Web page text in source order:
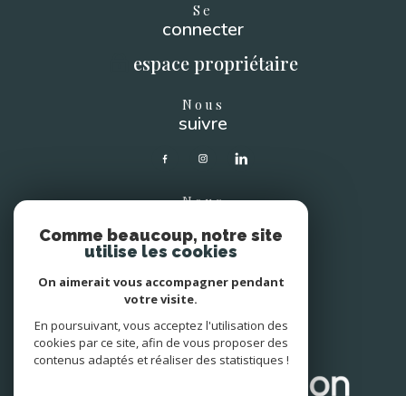
Se
connecter
espace propriétaire
Nous
suivre
Nous
Avis
clients
Comme beaucoup, notre site
utilise les cookies
On aimerait vous accompagner pendant
votre visite.
En poursuivant, vous acceptez l'utilisation des
cookies par ce site, afin de vous proposer des
contenus adaptés et réaliser des statistiques !